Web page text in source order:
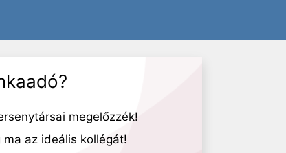
megelőzzék!
ma az ideális kollégát!